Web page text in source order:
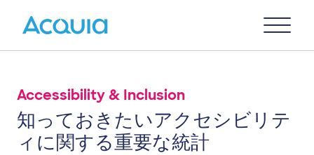
Menu
Accessibility & Inclusion
知っておきたいアクセシビリテ
ィに関する重要な統計